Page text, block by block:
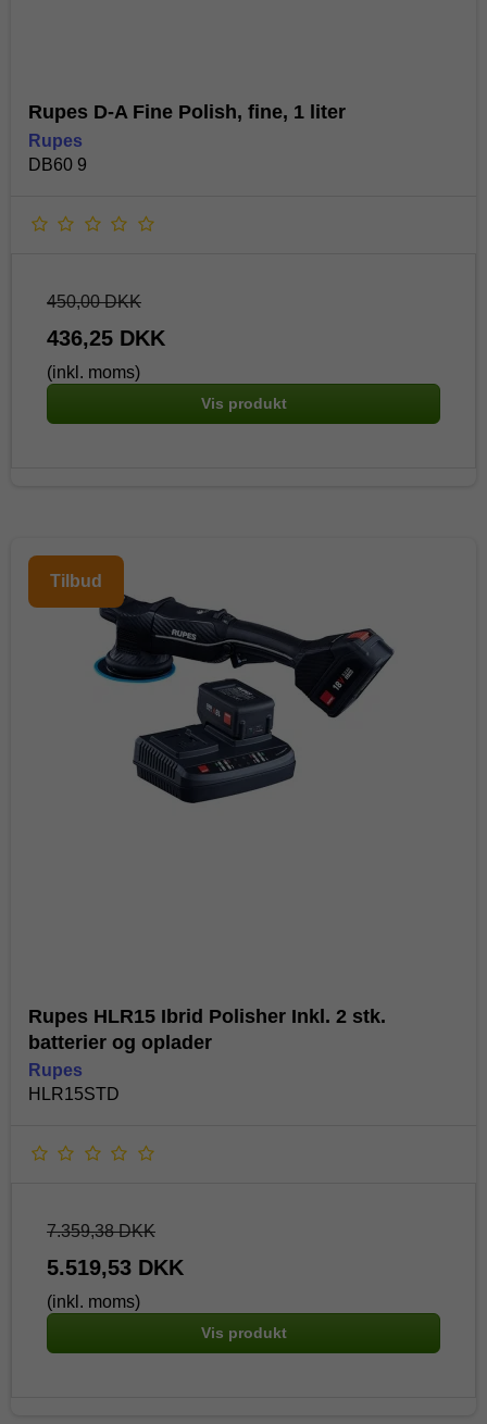
Rupes D-A Fine Polish, fine, 1 liter
Rupes
DB60 9
450,00 DKK
436,25 DKK
(inkl. moms)
Vis produkt
Tilbud
Rupes HLR15 Ibrid Polisher Inkl. 2 stk.
batterier og oplader
Rupes
HLR15STD
7.359,38 DKK
5.519,53 DKK
(inkl. moms)
Vis produkt